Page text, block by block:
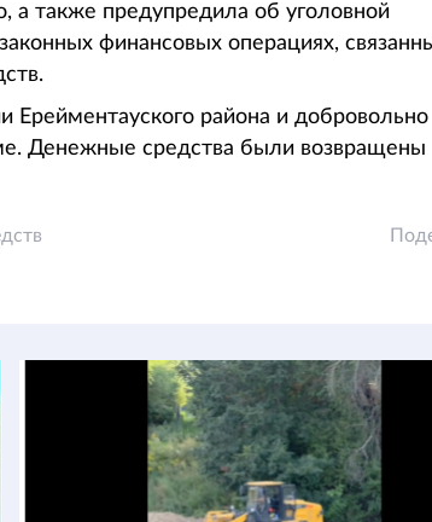
а также предупредила об уголовной
финансовых операциях,
района и добровольно
Денежные средства были возвращены